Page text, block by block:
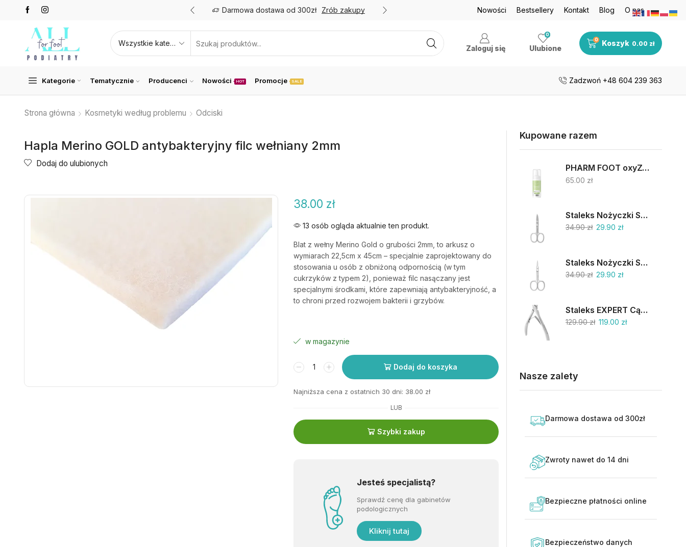
Promocje nawet do 50% Darmowa dostawa od 300zł Zrób zakupy Promocje nawet do 50% Zobacz teraz Darmowa
Nowości Bestsellery Kontakt Blog O nas
Zaloguj się
0
Ulubione
0 Koszyk 0.00 zł
Kategorie Tematycznie Producenci Nowości HOT Promocje SALE Zadzwoń +48 604 239 363
Strona główna Kosmetyki według problemu Odciski
Hapla Merino GOLD antybakteryjny filc wełniany 2mm
Dodaj do ulubionych
38.00 zł
13 osób ogląda aktualnie ten produkt.
Blat z wełny Merino Gold o grubości 2mm, to arkusz o
wymiarach 22,5cm x 45cm – specjalnie zaprojektowany do
stosowania u osób z obniżoną odpornością (w tym
cukrzyków z typem 2), ponieważ filc nasączany jest
specjalnymi środkami, które zapewniają antybakteryjność, a
to chroni przed rozwojem bakterii i grzybów.
w magazynie
Dodaj do koszyka
Najniższa cena z ostatnich 30 dni: 38.00 zł
LUB
Szybki zakup
Jesteś specjalistą?
Sprawdź cenę dla gabinetów
podologicznych
Kliknij tutaj
Kupowane razem
PHARM FOOT oxyZONE OIL 75% oliwy ozonowanej i smocza krew 15ml
65.00 zł
Staleks Nożyczki SC-62/2
34.90zł 29.90 zł
Staleks Nożyczki SC-11/1
34.90zł 29.90 zł
Staleks EXPERT Cążki do skórek 9mm NE-90-9
129.90zł 119.00 zł
Nasze zalety
Darmowa dostawa od 300zł
Zwroty nawet do 14 dni
Bezpieczne płatności online
Bezpieczeństwo danych